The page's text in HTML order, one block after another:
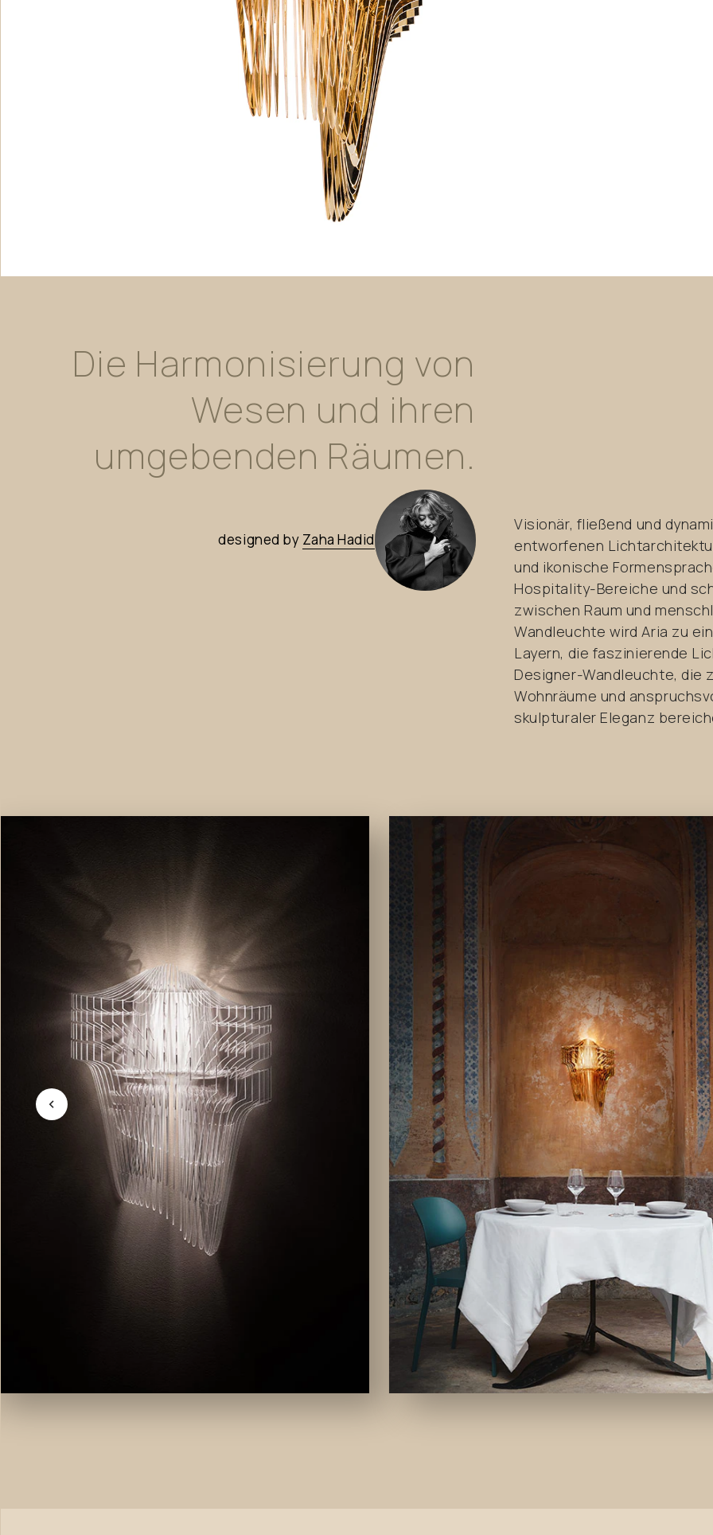
Die Harmonisierung von
Wesen und ihren
umgebenden Räumen.
designed by Zaha Hadid
Visionär, fließend und
entworfenen
und ikonische
Hospitality-Bereiche und
zwischen Raum und
Wandleuchte wird Aria zu
Layern, die faszinierende
Designer-Wandleuchte, die
Wohnräume und
skulpturaler Eleganz